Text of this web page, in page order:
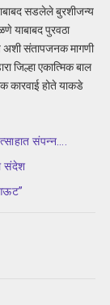
सडलेले बुरशीजन्य
याबाबद पुरवठा
अशी संतापजनक मागणी
एकात्मिक बाल
कारवाई होते याकडे
संपन्न….
संदेश